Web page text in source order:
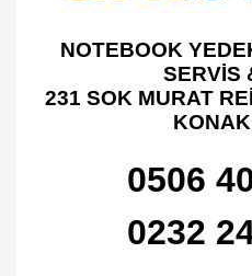
NOTEBOOK
SERVİS
231 SOK MURAT
0506
0232